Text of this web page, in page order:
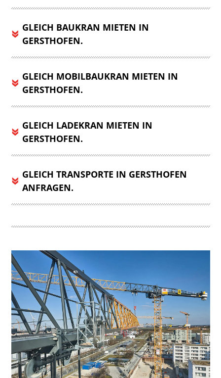
GLEICH BAUKRAN MIETEN IN
GERSTHOFEN.
GLEICH MOBILBAUKRAN MIETEN IN
GERSTHOFEN.
GLEICH LADEKRAN MIETEN IN
GERSTHOFEN.
GLEICH TRANSPORTE IN GERSTHOFEN
ANFRAGEN.